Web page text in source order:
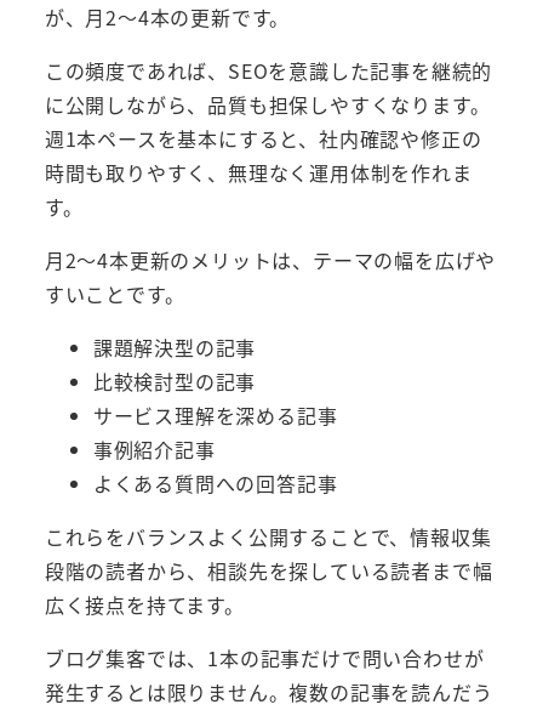
が、月2〜4本の更新です。
この頻度であれば、SEOを意識した記事を継続的
に公開しながら、品質も担保しやすくなります。
週1本ペースを基本にすると、社内確認や修正の
時間も取りやすく、無理なく運用体制を作れま
す。
月2〜4本更新のメリットは、テーマの幅を広げや
すいことです。
課題解決型の記事
比較検討型の記事
サービス理解を深める記事
事例紹介記事
よくある質問への回答記事
これらをバランスよく公開することで、情報収集
段階の読者から、相談先を探している読者まで幅
広く接点を持てます。
ブログ集客では、1本の記事だけで問い合わせが
発生するとは限りません。複数の記事を読んだう